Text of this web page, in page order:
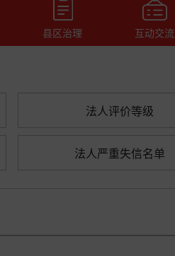
县区治理 互动交流
法人评价等级
法人严重失信名单